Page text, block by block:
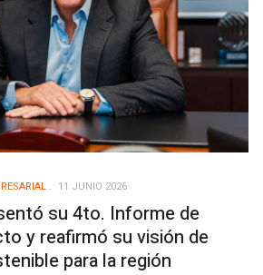
11 JUNIO 2026
su 4to. Informe de
y reafirmó su visión de
para la región